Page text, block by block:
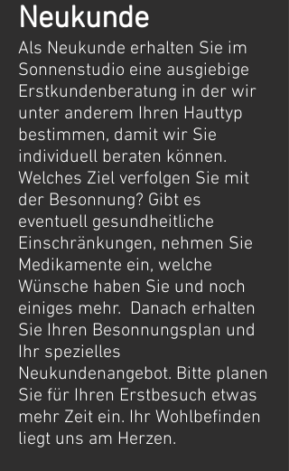
Neukunde
Als Neukunde erhalten Sie im
Sonnenstudio eine ausgiebige
Erstkundenberatung in der wir
unter anderem Ihren Hauttyp
bestimmen, damit wir Sie
individuell beraten können.
Welches Ziel verfolgen Sie mit
der Besonnung? Gibt es
eventuell gesundheitliche
Einschränkungen, nehmen Sie
Medikamente ein, welche
Wünsche haben Sie und noch
einiges mehr. Danach erhalten
Sie Ihren Besonnungsplan und
Ihr spezielles
Neukundenangebot. Bitte planen
Sie für Ihren Erstbesuch etwas
mehr Zeit ein. Ihr Wohlbefinden
liegt uns am Herzen.